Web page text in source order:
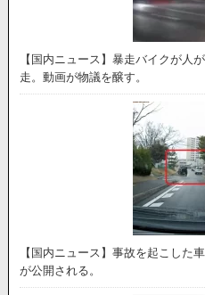
【国内ニュース】暴走バイクが人
走。動画が物議を醸す。
【国内ニュース】事故を起こした
が公開される。